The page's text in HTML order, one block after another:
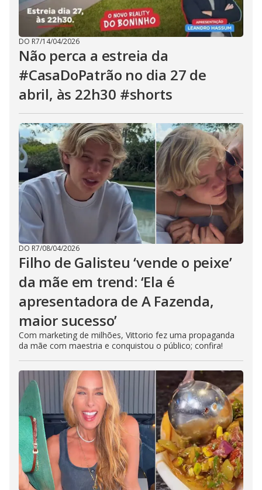
DO R7/14/04/2026
Não perca a estreia da
#CasaDoPatrão no dia 27 de
abril, às 22h30 #shorts
DO R7/08/04/2026
Filho de Galisteu ‘vende o peixe’
da mãe em trend: ‘Ela é
apresentadora de A Fazenda,
maior sucesso’
Com marketing de milhões, Vittorio fez uma propaganda
da mãe com maestria e conquistou o público; confira!